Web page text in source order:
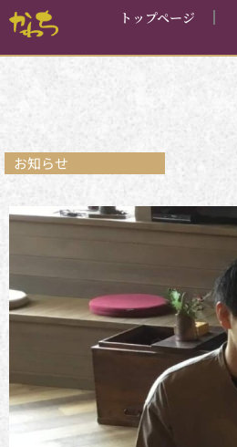
を
トップページ
お知らせ